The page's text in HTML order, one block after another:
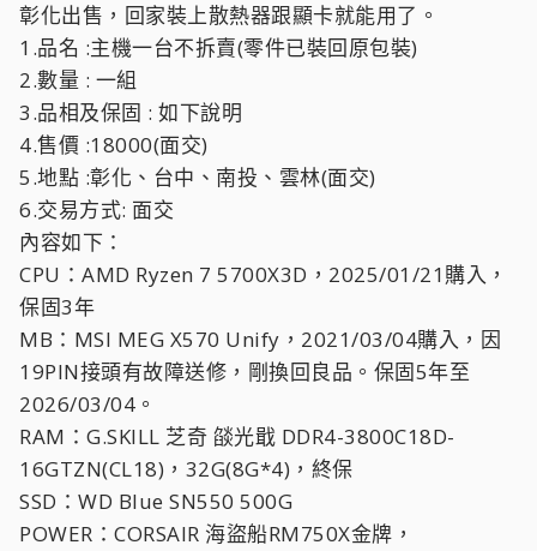
彰化出售，回家裝上散熱器跟顯卡就能用了。
1.品名 :主機一台不拆賣(零件已裝回原包裝)
2.數量 : 一組
3.品相及保固 : 如下說明
4.售價 :18000(面交)
5.地點 :彰化、台中、南投、雲林(面交)
6.交易方式: 面交
內容如下：
CPU：AMD Ryzen 7 5700X3D，2025/01/21購入，
保固3年
MB：MSI MEG X570 Unify，2021/03/04購入，因
19PIN接頭有故障送修，剛換回良品。保固5年至
2026/03/04。
RAM：G.SKILL 芝奇 燄光戢 DDR4-3800C18D-
16GTZN(CL18)，32G(8G*4)，終保
SSD：WD Blue SN550 500G
POWER：CORSAIR 海盜船RM750X金牌，